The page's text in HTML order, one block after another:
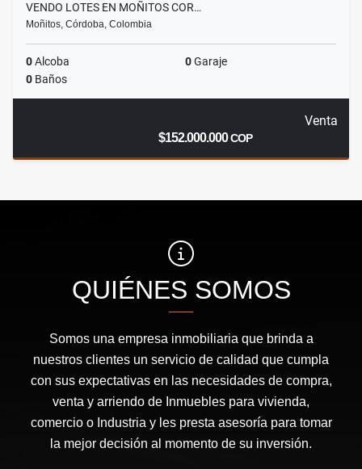
VENDO LOTES EN MOÑITOS COR…
Moñitos, Córdoba, Colombia
0Alcoba 0Garaje
0 Baños
Venta
$152.000.000COP
QUIÉNES SOMOS
Somos una empresa inmobiliaria que brinda a
nuestros clientes un servicio de calidad que cumpla
con sus expectativas en las necesidades de compra,
venta y arriendo de Inmuebles para vivienda,
comercio o Industria y les presta asesoría para tomar
la mejor decisión al momento de su inversión.